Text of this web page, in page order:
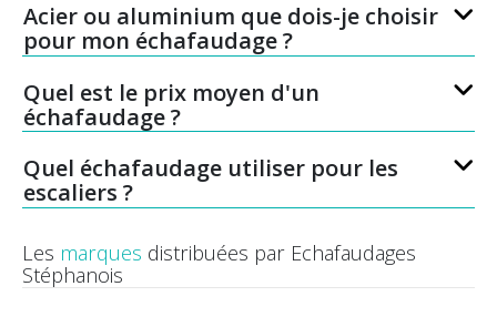
Acier ou aluminium que dois-je choisir
pour mon échafaudage ?
Quel est le prix moyen d'un
échafaudage ?
Quel échafaudage utiliser pour les
escaliers ?
Les marques distribuées par Echafaudages
Stéphanois